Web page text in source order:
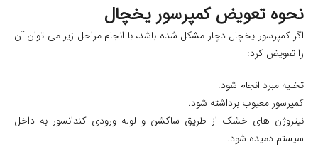
نحوه تعویض کمپرسور یخچال
اگر کمپرسور یخچال دچار مشکل شده باشد، با انجام مراحل زیر می توان آن
را تعویض کرد:
تخلیه مبرد انجام شود.
کمپرسور معیوب برداشته شود.
نیتروژن های خشک از طریق ساکشن و لوله ورودی کندانسور به داخل
سیستم دمیده شود.